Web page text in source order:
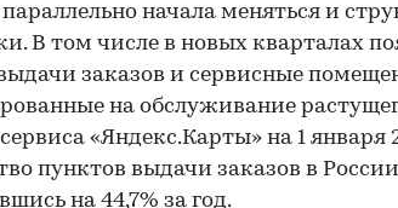
начала меняться и
В том числе в новых кварталах
заказов и сервисные
на обслуживание
«Яндекс.Карты» на 1 января
пунктов выдачи заказов в
на 44,7% за год.